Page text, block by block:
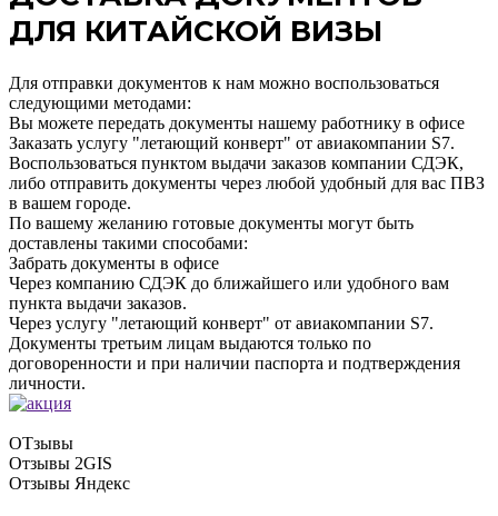
ДЛЯ КИТАЙСКОЙ ВИЗЫ
Для отправки документов к нам можно воспользоваться
следующими методами:
Вы можете передать документы нашему работнику в офисе
Заказать услугу "летающий конверт" от авиакомпании S7.
Воспользоваться пунктом выдачи заказов компании СДЭК,
либо отправить документы через любой удобный для вас ПВЗ
в вашем городе.
По вашему желанию готовые документы могут быть
доставлены такими способами:
Забрать документы в офисе
Через компанию СДЭК до ближайшего или удобного вам
пункта выдачи заказов.
Через услугу "летающий конверт" от авиакомпании S7.
Документы третьим лицам выдаются только по
договоренности и при наличии паспорта и подтверждения
личности.
ОТзывы
Отзывы 2GIS
Отзывы Яндекс